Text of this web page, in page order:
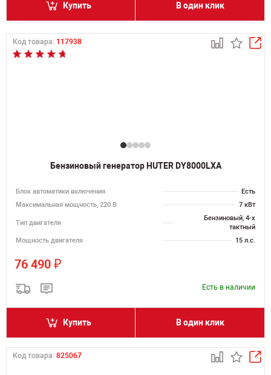
Купить В один клик
Код товара: 117938
Бензиновый генератор HUTER DY8000LXA
Блок автоматики включения
Есть
Максимальная мощность, 220 В
7 кВт
Тип двигателя
Бензиновый, 4-х
тактный
Мощность двигателя
15 л.с.
76 490 ₽
Есть в наличии
Купить В один клик
Код товара: 825067